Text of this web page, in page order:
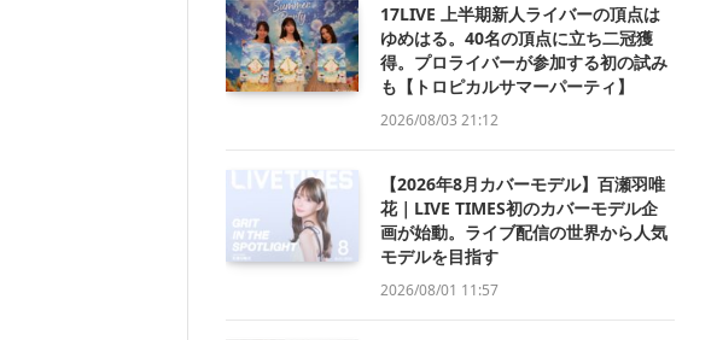
17LIVE 上半期新人ライバーの頂点は
ゆめはる。40名の頂点に立ち二冠獲
得。プロライバーが参加する初の試み
も【トロピカルサマーパーティ】
2026/08/03 21:12
【2026年8月カバーモデル】百瀬羽唯
花｜LIVE TIMES初のカバーモデル企
画が始動。ライブ配信の世界から人気
モデルを目指す
2026/08/01 11:57